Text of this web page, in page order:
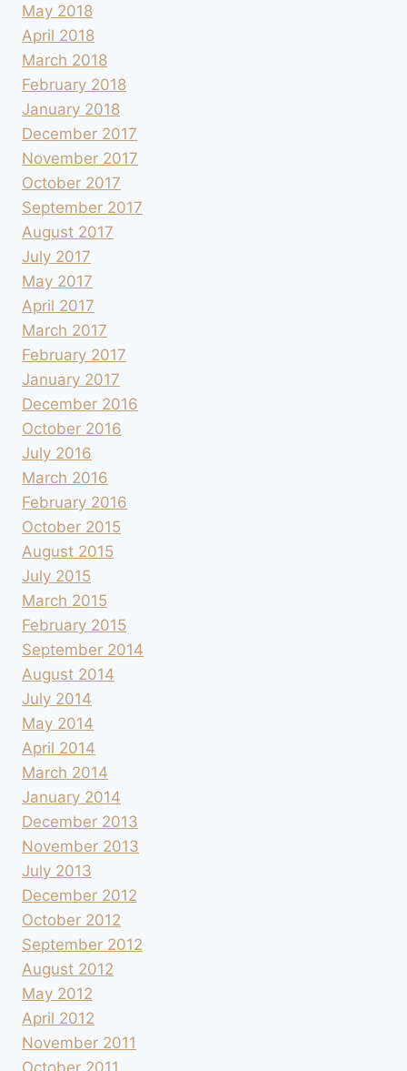
May 2018
April 2018
March 2018
February 2018
January 2018
December 2017
November 2017
October 2017
September 2017
August 2017
July 2017
May 2017
April 2017
March 2017
February 2017
January 2017
December 2016
October 2016
July 2016
March 2016
February 2016
October 2015
August 2015
July 2015
March 2015
February 2015
September 2014
August 2014
July 2014
May 2014
April 2014
March 2014
January 2014
December 2013
November 2013
July 2013
December 2012
October 2012
September 2012
August 2012
May 2012
April 2012
November 2011
October 2011